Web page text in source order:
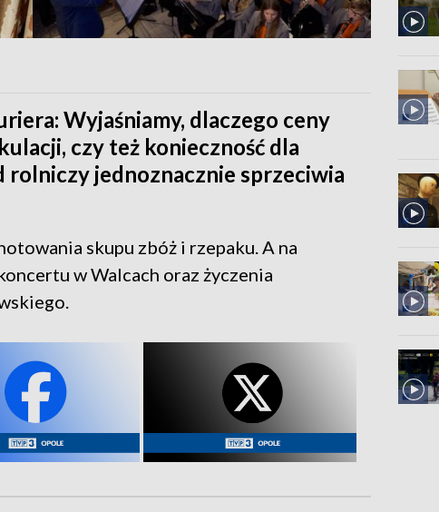
Wyjaśniamy, dlaczego ceny
czy też konieczność dla
rolniczy jednoznacznie sprzeciwia
skupu zbóż i rzepaku. A na
w Walcach oraz życzenia